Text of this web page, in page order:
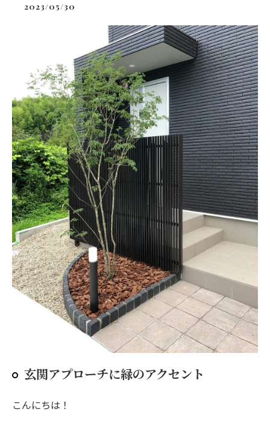
2023/05/30
玄関アプローチに緑のアクセント
こんにちは！